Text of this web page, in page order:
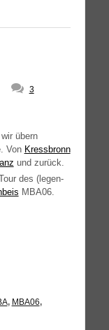
3
übern
Von Kress­bronn
und zurück.
des (legen­
MBA06.
, MBA06,